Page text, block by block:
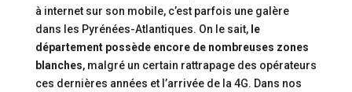
à internet sur son mobile, c’est parfois une galère
dans les Pyrénées-Atlantiques. On le sait, le
département possède encore de nombreuses zones
blanches, malgré un certain rattrapage des opérateurs
ces dernières années et l’arrivée de la 4G. Dans nos